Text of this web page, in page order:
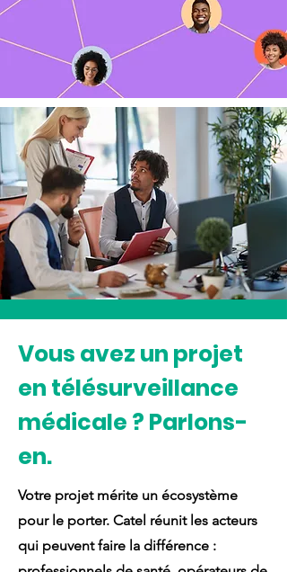
Vous avez un projet
en télésurveillance
médicale ? Parlons-
en.
Votre projet mérite un écosystème
pour le porter. Catel réunit les acteurs
qui peuvent faire la différence :